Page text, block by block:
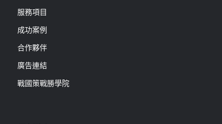
服務項目
成功案例
合作夥伴
廣告連結
戰國策戰勝學院